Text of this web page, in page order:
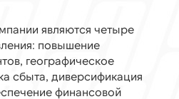
являются четыре
повышение
географическое
сбыта, диверсификация
финансовой